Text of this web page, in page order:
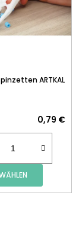
ARTKAL
0,79 €